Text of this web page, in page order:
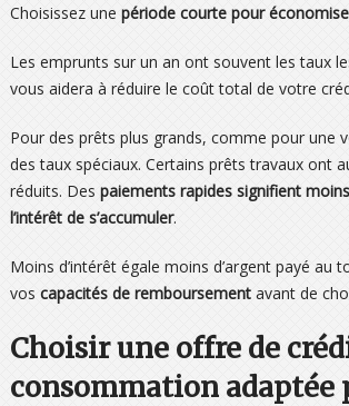
Choisissez une période courte pour
Les emprunts sur un an ont souvent les taux
vous aidera à réduire le coût total de votre
Pour des prêts plus grands, comme pour une
des taux spéciaux. Certains prêts travaux ont
réduits. Des paiements rapides signifient
l’intérêt de s’accumuler.
Moins d’intérêt égale moins d’argent payé au
vos capacités de remboursementavant de
Choisir une offre de
consommation adaptée